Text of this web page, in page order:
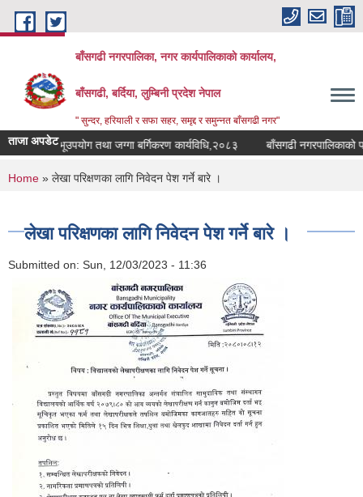
Skip to main content
बाँसगढी नगरपालिका, नगर कार्यपालिकाकाे कार्यालय,
बाँसगढी, बर्दिया, लुम्बिनी प्रदेश नेपाल
" सुन्दर, हरियाली र सफा सहर, समृद्द र समुन्नत बाँसगढी नगर"
ताजा अपडेटभूउपयोग तथा जग्गा बर्गिकरण कार्यविधि,२०८३ बाँसगढी नगरपालिकाको
You are here
Home » लेखा परिक्षणका लागि निवेदन पेश गर्ने बारे ।
लेखा परिक्षणका लागि निवेदन पेश गर्ने बारे ।
Submitted on: Sun, 12/03/2023 - 11:36